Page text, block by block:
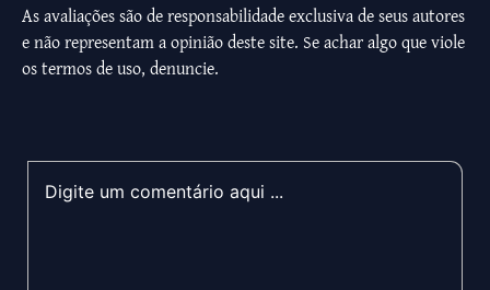
As avaliações são de responsabilidade exclusiva de seus autores
e não representam a opinião deste site. Se achar algo que viole
os termos de uso, denuncie.